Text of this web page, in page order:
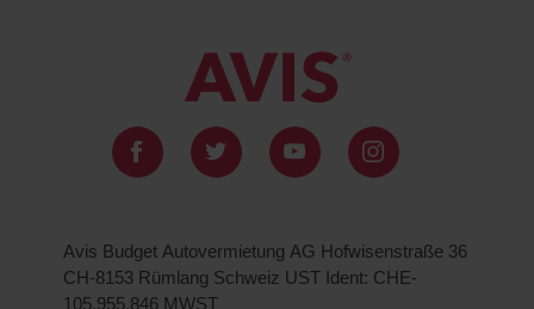
Avis Budget Autovermietung AG Hofwisenstraße 36
CH-8153 Rümlang Schweiz UST Ident: CHE-
105.955.846 MWST